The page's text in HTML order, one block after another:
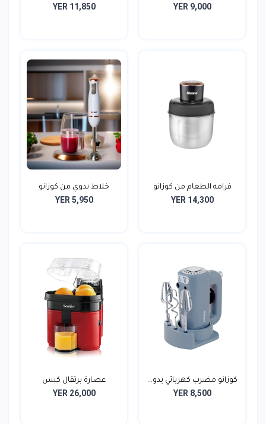
سوني...
YER 9,000
YER 11,850
فرامه الطعام من كوزانو
YER 14,300
خلاط يدوي من كوزانو
YER 5,950
كوزانو مضرب كهربائي يدو...
YER 8,500
عصارة برتقال كبس
YER 26,000